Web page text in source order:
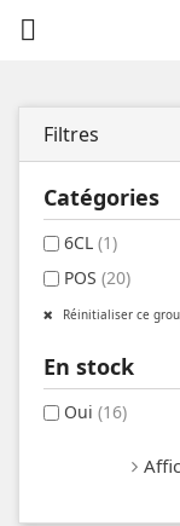

Filtres
Catégories
6CL (1)
POS (20)
Réinitialiser ce
En stock
Oui (16)